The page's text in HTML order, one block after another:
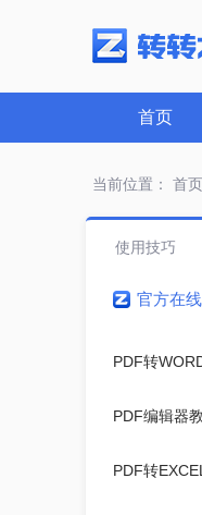
首页
当前位置： 首页
使用技巧
官方在
PDF转
PDF编辑器
PDF转